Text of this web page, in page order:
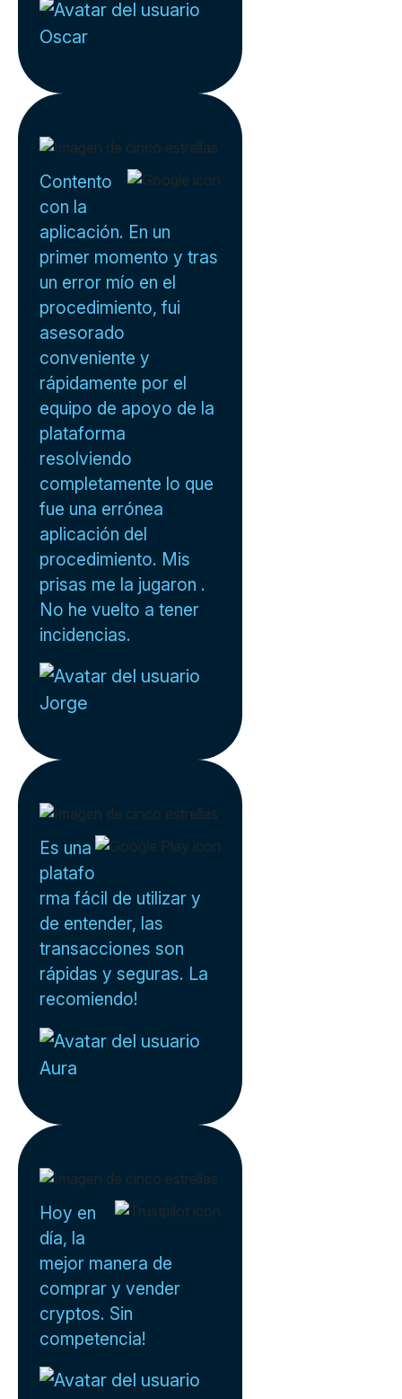
Oscar
Contento
con la
aplicación. En un
primer momento y tras
un error mío en el
procedimiento, fui
asesorado
conveniente y
rápidamente por el
equipo de apoyo de la
plataforma
resolviendo
completamente lo que
fue una errónea
aplicación del
procedimiento. Mis
prisas me la jugaron .
No he vuelto a tener
incidencias.
Jorge
Es una
platafo
rma fácil de utilizar y
de entender, las
transacciones son
rápidas y seguras. La
recomiendo!
Aura
Hoy en
día, la
mejor manera de
comprar y vender
cryptos. Sin
competencia!